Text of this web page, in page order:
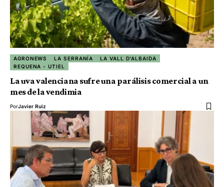
AGRONEWS LA SERRANÍA
LA VALL D'ALBAIDA
REQUENA - UTIEL
La uva valenciana sufre una parálisis comercial a un
mes de la vendimia
PorJavier Ruiz